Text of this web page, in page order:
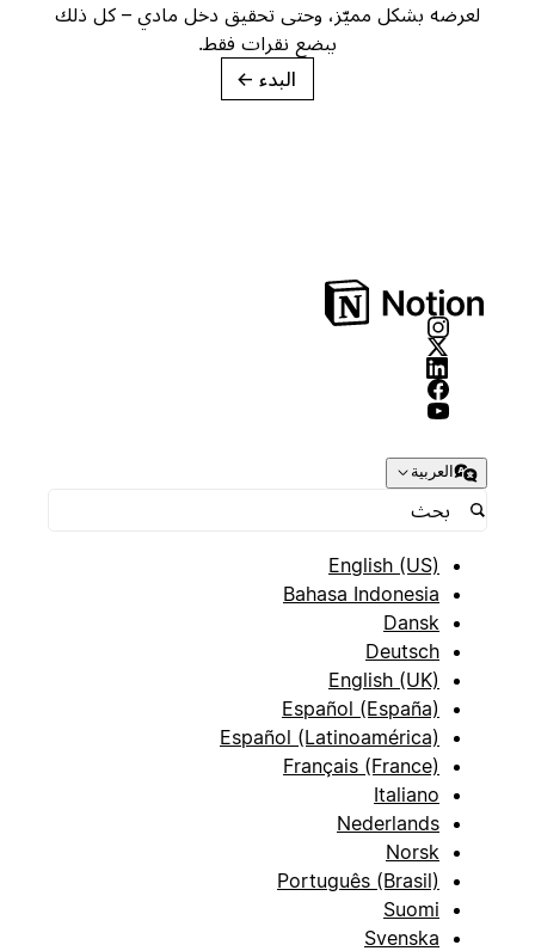
لعرضه بشكل مميّز، وحتى تحقيق دخل مادي – كل ذلك
ببضع نقرات فقط.
→
العربية
English (US)
Bahasa Indonesia
Dansk
Deutsch
English (UK)
Español (España)
Español (Latinoamérica)
Français (France)
Italiano
Nederlands
Norsk
Português (Brasil)
Suomi
Svenska